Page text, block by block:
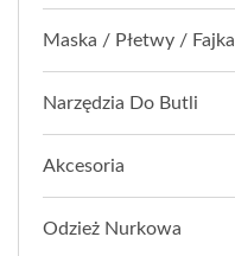
Maska / Płetwy / Fajka
Narzędzia Do Butli
Akcesoria
Odzież Nurkowa